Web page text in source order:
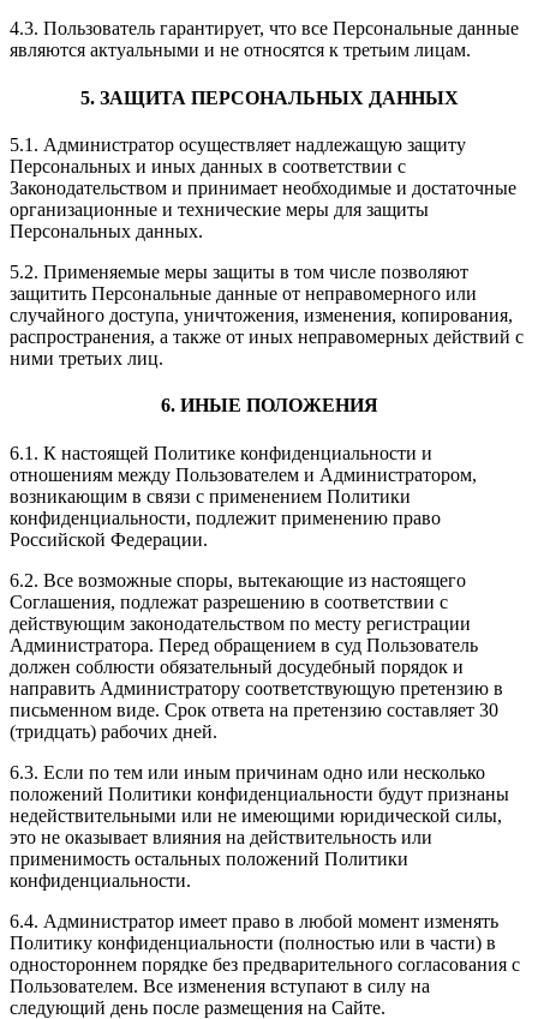
4.3. Пользователь гарантирует, что все Персональные данные
являются актуальными и не относятся к третьим лицам.
5. ЗАЩИТА ПЕРСОНАЛЬНЫХ ДАННЫХ
5.1. Администратор осуществляет надлежащую защиту
Персональных и иных данных в соответствии с
Законодательством и принимает необходимые и достаточные
организационные и технические меры для защиты
Персональных данных.
5.2. Применяемые меры защиты в том числе позволяют
защитить Персональные данные от неправомерного или
случайного доступа, уничтожения, изменения, копирования,
распространения, а также от иных неправомерных действий с
ними третьих лиц.
6. ИНЫЕ ПОЛОЖЕНИЯ
6.1. К настоящей Политике конфиденциальности и
отношениям между Пользователем и Администратором,
возникающим в связи с применением Политики
конфиденциальности, подлежит применению право
Российской Федерации.
6.2. Все возможные споры, вытекающие из настоящего
Соглашения, подлежат разрешению в соответствии с
действующим законодательством по месту регистрации
Администратора. Перед обращением в суд Пользователь
должен соблюсти обязательный досудебный порядок и
направить Администратору соответствующую претензию в
письменном виде. Срок ответа на претензию составляет 30
(тридцать) рабочих дней.
6.3. Если по тем или иным причинам одно или несколько
положений Политики конфиденциальности будут признаны
недействительными или не имеющими юридической силы,
это не оказывает влияния на действительность или
применимость остальных положений Политики
конфиденциальности.
6.4. Администратор имеет право в любой момент изменять
Политику конфиденциальности (полностью или в части) в
одностороннем порядке без предварительного согласования с
Пользователем. Все изменения вступают в силу на
следующий день после размещения на Сайте.